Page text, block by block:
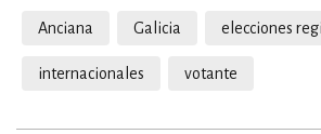
Anciana Galicia elecciones
internacionales votante